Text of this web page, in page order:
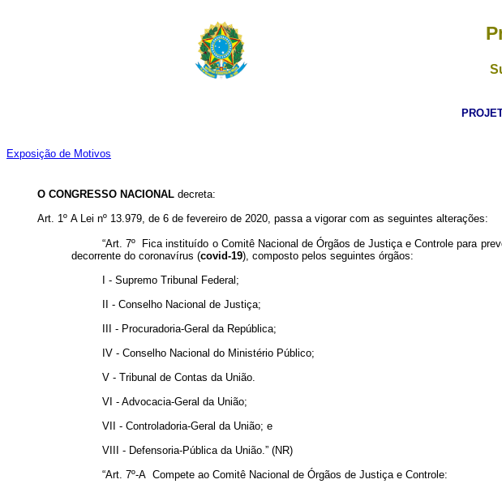
Exposição de Motivos
O CONGRESSO NACIONAL decreta:
Art. 1º A Lei nº 13.979, de 6 de fevereiro de 2020, passa a vigorar com as seguintes alterações:
“Art. 7º Fica instituído o Comitê Nacional de Órgãos de Justiça e Controle para
decorrente do coronavírus (covid-19), composto pelos seguintes órgãos:
I - Supremo Tribunal Federal;
II - Conselho Nacional de Justiça;
III - Procuradoria-Geral da República;
IV - Conselho Nacional do Ministério Público;
V - Tribunal de Contas da União.
VI - Advocacia-Geral da União;
VII - Controladoria-Geral da União; e
VIII - Defensoria-Pública da União.” (NR)
“Art. 7º-A Compete ao Comitê Nacional de Órgãos de Justiça e Controle: